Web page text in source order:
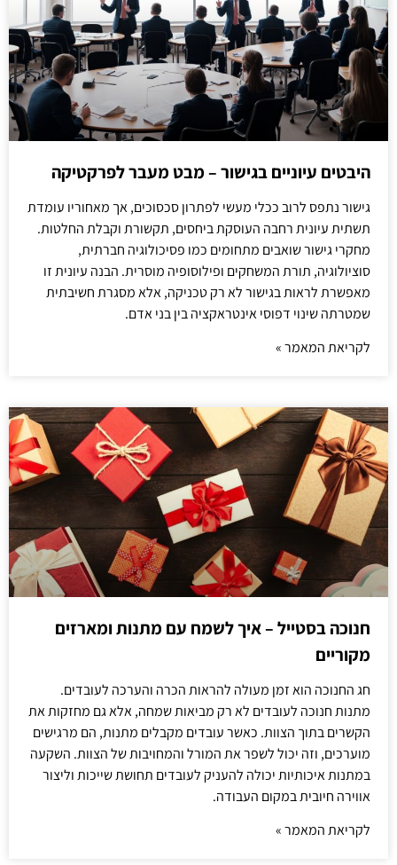
היבטים עיוניים בגישור – מבט מעבר לפרקטיקה
גישור נתפס לרוב ככלי מעשי לפתרון סכסוכים, אך מאחוריו עומדת
תשתית עיונית רחבה העוסקת ביחסים, תקשורת וקבלת החלטות.
מחקרי גישור שואבים מתחומים כמו פסיכולוגיה חברתית,
סוציולוגיה, תורת המשחקים ופילוסופיה מוסרית. הבנה עיונית זו
מאפשרת לראות בגישור לא רק טכניקה, אלא מסגרת חשיבתית
שמטרתה שינוי דפוסי אינטראקציה בין בני אדם.
לקריאת המאמר »
חנוכה בסטייל – איך לשמח עם מתנות ומארזים
מקוריים
חג החנוכה הוא זמן מעולה להראות הכרה והערכה לעובדים.
מתנות חנוכה לעובדים לא רק מביאות שמחה, אלא גם מחזקות את
הקשרים בתוך הצוות. כאשר עובדים מקבלים מתנות, הם מרגישים
מוערכים, וזה יכול לשפר את המורל והמחויבות של הצוות. השקעה
במתנות איכותיות יכולה להעניק לעובדים תחושת שייכות וליצור
אווירה חיובית במקום העבודה.
לקריאת המאמר »